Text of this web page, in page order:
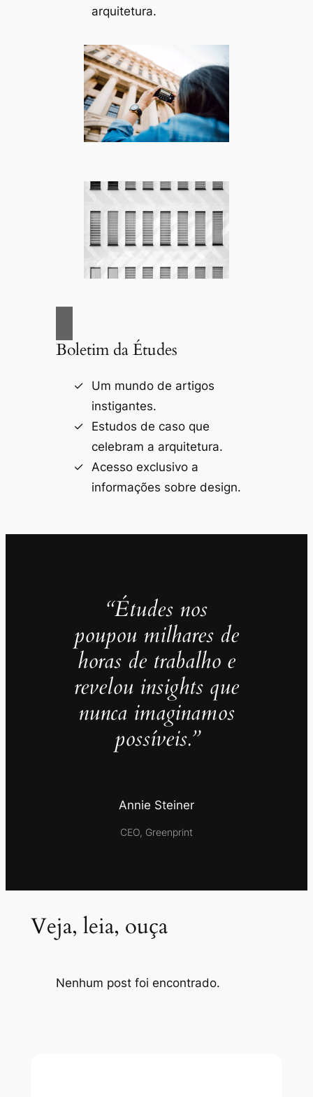
arquitetura.
Boletim da Études
Um mundo de artigos
instigantes.
Estudos de caso que
celebram a arquitetura.
Acesso exclusivo a
informações sobre design.
“Études nos
poupou milhares de
horas de trabalho e
revelou insights que
nunca imaginamos
possíveis.”
Annie Steiner
CEO, Greenprint
Veja, leia, ouça
Nenhum post foi encontrado.